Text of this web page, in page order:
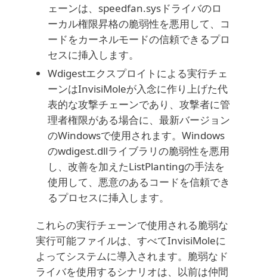
ェーンは、speedfan.sysドライバのロ
ーカル権限昇格の脆弱性を悪用して、コ
ードをカーネルモードの信頼できるプロ
セスに挿入します。
Wdigestエクスプロイトによる実行チェ
ーンはInvisiMoleが入念に作り上げた代
表的な攻撃チェーンであり、攻撃者に管
理者権限がある場合に、最新バージョン
のWindowsで使用されます。Windows
のwdigest.dllライブラリの脆弱性を悪用
し、改善を加えたListPlantingの手法を
使用して、悪意のあるコードを信頼でき
るプロセスに挿入します。
これらの実行チェーンで使用される脆弱な
実行可能ファイルは、すべてInvisiMoleに
よってシステムに導入されます。脆弱なド
ライバを使用するシナリオは、以前は仲間